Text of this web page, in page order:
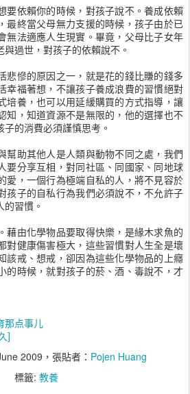
要依賴你的時候，對孩子說不。養成依賴
最終當父母無力支援的時候，孩子由於已
無法適應人生現實。畢竟，父母比子女年
過世，對孩子的依賴說不。
悲慘的原因之一，就是花的錢比賺的錢多
幸福著想，不讓孩子養成浪費的習慣絕對
培養，也可以用延緩購買的方式指導，讓
知，知道資源不是無限的，他的選擇也不
的消費必須謹慎思考。
幫助其他人是人類與動物不同之處，我們
要分享互相，對同社區、同國家、同地球
愛，一個行為極端自私的人，將不見容於
孩子的自私行為我們必須說不，不允許子
習慣。
藉由化學物品要取得快樂，是緣木求魚的
對健康傷害極大，這些習慣對人生全是壞
該戒、想戒，卻因為這些化學物品的上癮
的時候，就對孩子的菸、酒、毒說不，才
那点事儿
]
2009 ，張貼者： Pojen Huang
標籤: 教養